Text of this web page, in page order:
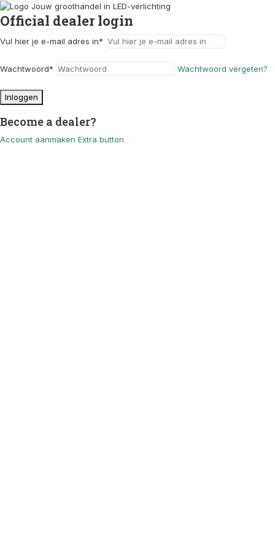
Official dealer login
Vul hier je e-mail adres in*
Wachtwoord* Wachtwoord vergeten?
Inloggen
Become a dealer?
Account aanmaken Extra button